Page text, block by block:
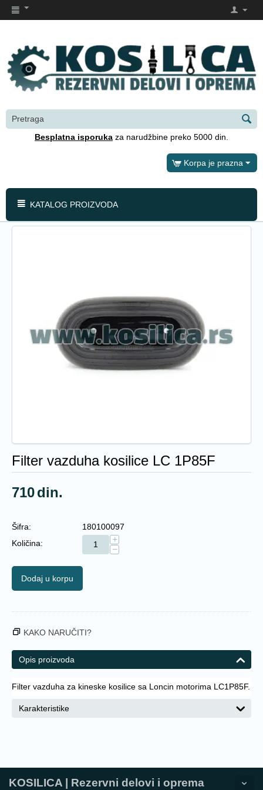
Besplatna isporuka za narudžbine preko 5000 din.
Korpa je prazna
KATALOG PROIZVODA
Filter vazduha kosilice LC 1P85F
710din.
Šifra:
180100097
Količina:
+
−
Dodaj u korpu
KAKO NARUČITI?
Opis proizvoda
Filter vazduha za kineske kosilice sa Loncin motorima LC1P85F.
Karakteristike
KOSILICA | Rezervni delovi i oprema